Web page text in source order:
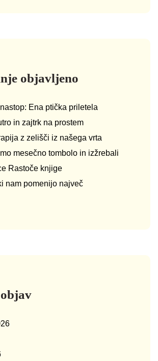
objavljeno
Ena ptička priletela
in zajtrk na prostem
z zelišči iz našega vrta
mesečno tombolo in izžrebali
Rastoče knjige
nam pomenijo največ